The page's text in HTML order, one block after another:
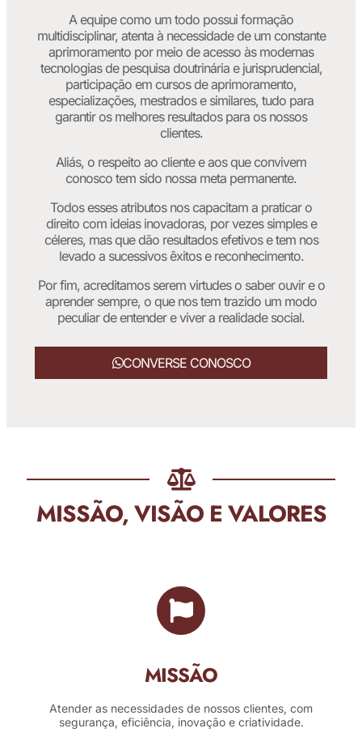
A equipe como um todo possui formação
multidisciplinar, atenta à necessidade de um constante
aprimoramento por meio de acesso às modernas
tecnologias de pesquisa doutrinária e jurisprudencial,
participação em cursos de aprimoramento,
especializações, mestrados e similares, tudo para
garantir os melhores resultados para os nossos
clientes.
Aliás, o respeito ao cliente e aos que convivem
conosco tem sido nossa meta permanente.
Todos esses atributos nos capacitam a praticar o
direito com ideias inovadoras, por vezes simples e
céleres, mas que dão resultados efetivos e tem nos
levado a sucessivos êxitos e reconhecimento.
Por fim, acreditamos serem virtudes o saber ouvir e o
aprender sempre, o que nos tem trazido um modo
peculiar de entender e viver a realidade social.
CONVERSE CONOSCO
MISSÃO, VISÃO E VALORES
MISSÃO
Atender as necessidades de nossos clientes, com
segurança, eficiência, inovação e criatividade.